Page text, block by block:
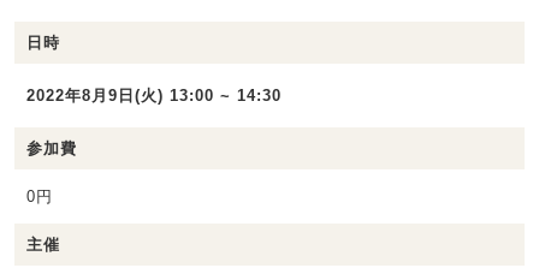
日時
2022年8月9日(火) 13:00 ~ 14:30
参加費
0円
主催